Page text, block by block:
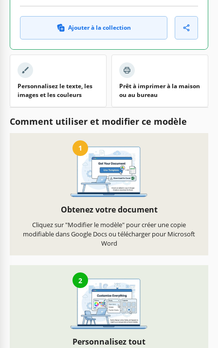
Ajouter à la collection
Personnalisez le texte, les
images et les couleurs
Prêt à imprimer à la maison
ou au bureau
Comment utiliser et modifier ce modèle
1
Obtenez votre document
Cliquez sur "Modifier le modèle" pour créer une copie
modifiable dans Google Docs ou télécharger pour Microsoft
Word
2
Personnalisez tout